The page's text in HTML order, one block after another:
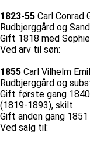
1823-55 Carl Conrad
Rudbjerggård og
Gift 1818 med
Ved arv til søn:
1855 Carl Vilhelm
Rudbjerggård og
Gift første gang
(1819-1893), skilt
Gift anden gang
Ved salg til: